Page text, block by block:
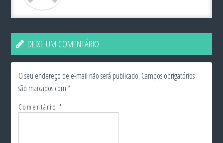
DEIXE UM COMENTÁRIO
O seu endereço de e-mail não será publicado. Campos obrigatórios
são marcados com *
Comentário*